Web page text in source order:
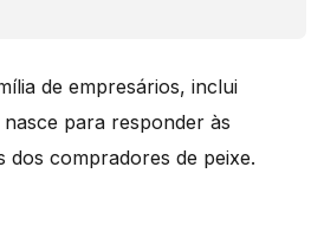
de empresários, inclui
para responder às
dos compradores de peixe.